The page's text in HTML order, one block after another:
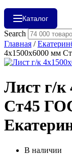
Каталог
Search
Главная /
4х1500х6000 мм
Лист г/к
Ст45
В наличии